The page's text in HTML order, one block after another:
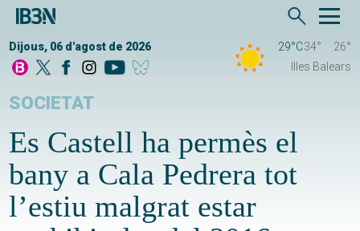
Dijous, 06 d'agost de 2026 29°C34°
26°
Illes Balears
SOCIETAT
Es Castell ha permès el
bany a Cala Pedrera tot
l’estiu malgrat estar